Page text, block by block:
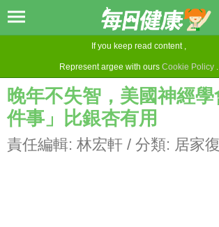
If you keep read content ,
Represent argee with ours Cookie Policy .
晚年不失智，美國神經
件事」比銀杏有用
責任編輯: 林宏軒 / 分類: 居家